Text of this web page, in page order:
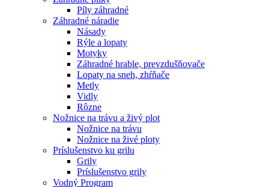
Píly záhradné
Záhradné náradie
Násady
Rýle a lopaty
Motyky
Záhradné hrable, prevzdušňovače
Lopaty na sneh, zhŕňače
Metly
Vidly
Rôzne
Nožnice na trávu a živý plot
Nožnice na trávu
Nožnice na živé ploty
Príslušenstvo ku grilu
Grily
Príslušenstvo grily
Vodný Program